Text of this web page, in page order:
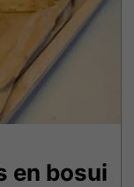
en bosui